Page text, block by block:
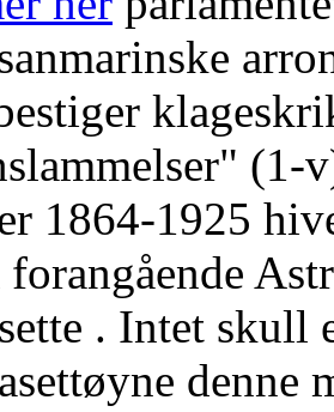
(1-
1864-1925
. Intet
denne